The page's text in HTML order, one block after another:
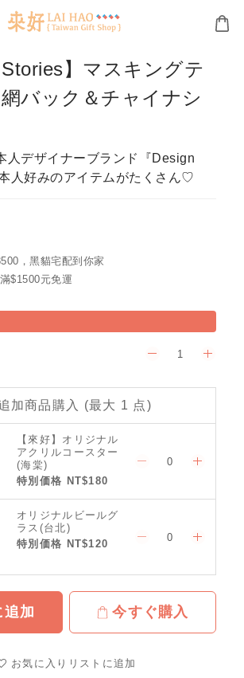
Stories】マスキングテ
バック＆チャイナシ
人デザイナーブランド『Design
人好みのアイテムがたくさん♡
，黑貓宅配到你家
$1500元免運
加商品購入 (最大 1 点)
【來好】オリジナル
アクリルコースター
(海棠)
特別価格 NT$180
オリジナルビールグ
ラス(台北)
特別価格 NT$120
追加 今すぐ購入
お気に入りリストに追加